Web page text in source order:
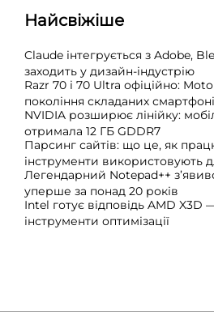
Найсвіжіше
Claude інтегрується з Adobe,
заходить у дизайн-індустрію
Razr 70 і 70 Ultra офіційно:
покоління складаних
NVIDIA розширює лінійку:
отримала 12 ГБ GDDR7
Парсинг сайтів: що це, як
інструменти використовують
Легендарний Notepad++
уперше за понад 20 років
Intel готує відповідь AMD X3D
інструменти оптимізації